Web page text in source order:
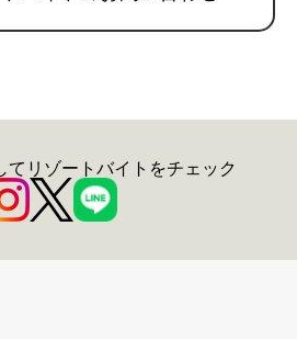
リゾートバイトをチェック